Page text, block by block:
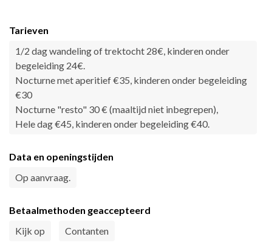
Tarieven
1/2 dag wandeling of trektocht 28€, kinderen onder
begeleiding 24€.
Nocturne met aperitief €35, kinderen onder begeleiding
€30
Nocturne "resto" 30 € (maaltijd niet inbegrepen),
Hele dag €45, kinderen onder begeleiding €40.
Data en openingstijden
Op aanvraag.
Betaalmethoden geaccepteerd
Kijk op
Contanten